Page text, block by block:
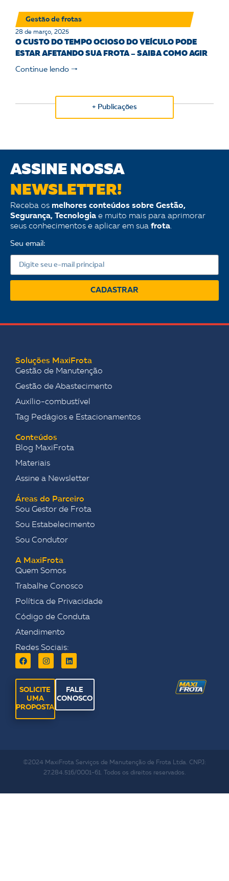
Gestão de frotas
28 de março, 2025
O CUSTO DO TEMPO OCIOSO DO VEÍCULO PODE
ESTAR AFETANDO SUA FROTA – SAIBA COMO AGIR
Continue lendo 🠒
+ Publicações
ASSINE NOSSA
NEWSLETTER!
Receba os melhores conteúdos sobre Gestão,
Segurança, Tecnologia e muito mais para aprimorar
seus conhecimentos e aplicar em sua frota.
Seu email:
CADASTRAR
Soluções MaxiFrota
Gestão de Manutenção
Gestão de Abastecimento
Auxílio-combustível
Tag Pedágios e Estacionamentos
Conteúdos
Blog MaxiFrota
Materiais
Assine a Newsletter
Áreas do Parceiro
Sou Gestor de Frota
Sou Estabelecimento
Sou Condutor
A MaxiFrota
Quem Somos
Trabalhe Conosco
Política de Privacidade
Código de Conduta
Atendimento
Redes Sociais:
SOLICITE
UMA
PROPOSTA
FALE
CONOSCO
©2024 MaxiFrota Serviços de Manutenção de Frota Ltda. CNPJ:
27.284.516/0001-61. Todos os direitos reservados.